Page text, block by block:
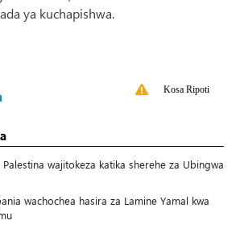
ya kuchapishwa.
Kosa Ripoti
wajitokeza katika sherehe za Ubingwa
wachochea hasira za Lamine Yamal kwa